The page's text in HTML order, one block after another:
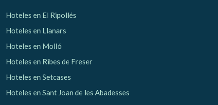
Hoteles en El Ripollés
Hoteles en Llanars
Hoteles en Molló
Hoteles en Ribes de Freser
Hoteles en Setcases
Hoteles en Sant Joan de les Abadesses